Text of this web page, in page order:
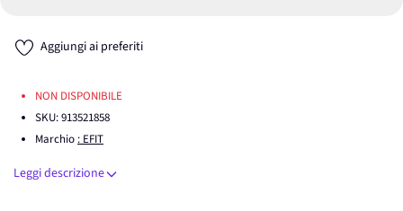
Aggiungi ai preferiti
NON DISPONIBILE
SKU:913521858
Marchio : EFIT
Leggi descrizione